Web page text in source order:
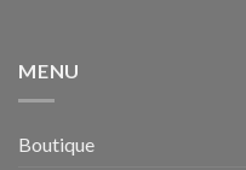
MENU
Boutique